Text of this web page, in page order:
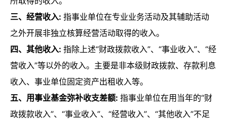
三、经营收入: 指事业单位在专业业务活动及其辅助活动
之外开展非独立核算经营活动取得的收入。
四、其他收入: 指除上述“财政拨款收入”、“事业收入”、“经
营收入”等以外的收入。主要是非本级财政拨款、存款利息
收入、事业单位固定资产出租收入等。
五、用事业基金弥补收支差额: 指事业单位在用当年的“财
政拨款收入”、“事业收入”、“经营收入”、“其他收入”不足